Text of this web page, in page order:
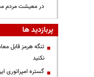
در معیشت مردم
پربازدید ها
تنگه هرمز قابل
نکنید